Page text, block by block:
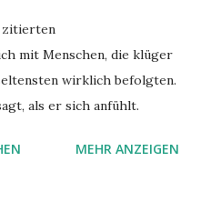
zitierten
mit Menschen, die klüger
wirklich befolgten.
als er sich anfühlt.
MEHR ANZEIGEN